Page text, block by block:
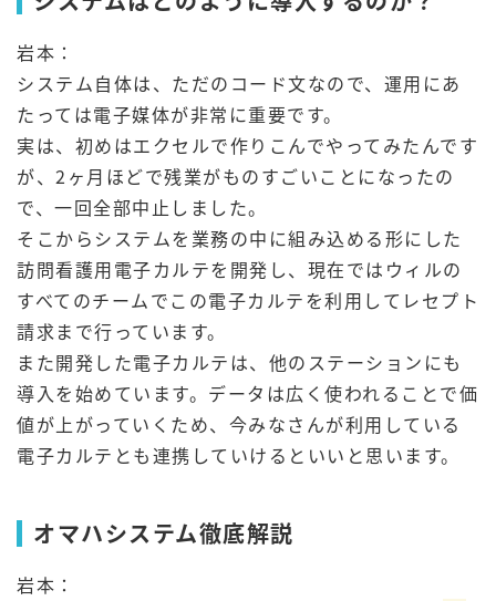
岩本：
システム自体は、ただのコード文なので、運用にあ
たっては電子媒体が非常に重要です。
実は、初めはエクセルで作りこんでやってみたんです
が、2ヶ月ほどで残業がものすごいことになったの
で、一回全部中止しました。
そこからシステムを業務の中に組み込める形にした
訪問看護用電子カルテを開発し、現在ではウィルの
すべてのチームでこの電子カルテを利用してレセプト
請求まで行っています。
また開発した電子カルテは、他のステーションにも
導入を始めています。データは広く使われることで価
値が上がっていくため、今みなさんが利用している
電子カルテとも連携していけるといいと思います。
オマハシステム徹底解説
岩本：